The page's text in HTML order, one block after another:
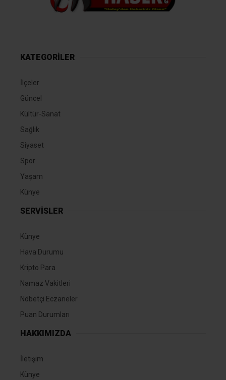
KATEGORİLER
İlçeler
Güncel
Kültür-Sanat
Sağlık
Siyaset
Spor
Yaşam
Künye
SERVİSLER
Künye
Hava Durumu
Kripto Para
Namaz Vakitleri
Nöbetçi Eczaneler
Puan Durumları
HAKKIMIZDA
İletişim
Künye